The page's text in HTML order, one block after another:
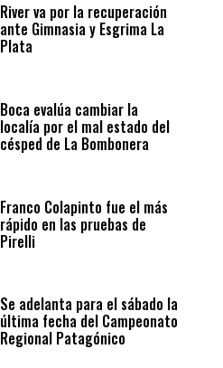
River va por la recuperación
ante Gimnasia y Esgrima La
Plata
Boca evalúa cambiar la
localía por el mal estado del
césped de La Bombonera
Franco Colapinto fue el más
rápido en las pruebas de
Pirelli
Se adelanta para el sábado la
última fecha del Campeonato
Regional Patagónico